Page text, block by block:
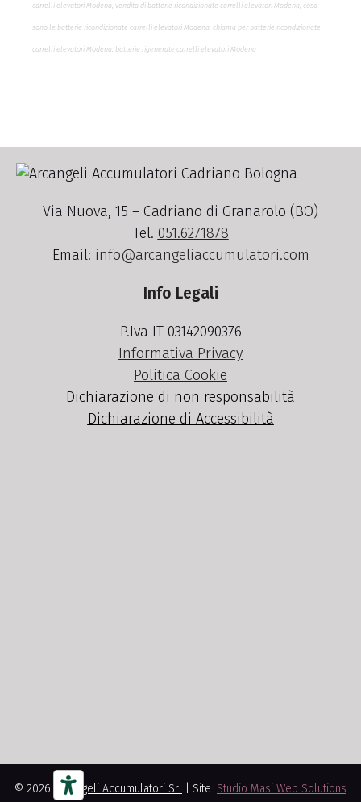
carrelli elevatori Modena, vendita di batterie ricondizionate carrelli elevatori Modena, cosa
sono le batterie ricondizionate carrelli elevatori Modena, chiama per batterie ricondizionate
carrelli elevatori Modena, batterie rigenerate carrelli elevatori Modena
Via Nuova, 15 – Cadriano di Granarolo (BO)
Tel. 051.6271878
Email: info@arcangeliaccumulatori.com
Info Legali
P.Iva IT 03142090376
Informativa Privacy
Politica Cookie
Dichiarazione di non responsabilità
Dichiarazione di Accessibilità
© 2026 Arcangeli Accumulatori Srl | Site: Studio Masi Web Solutions